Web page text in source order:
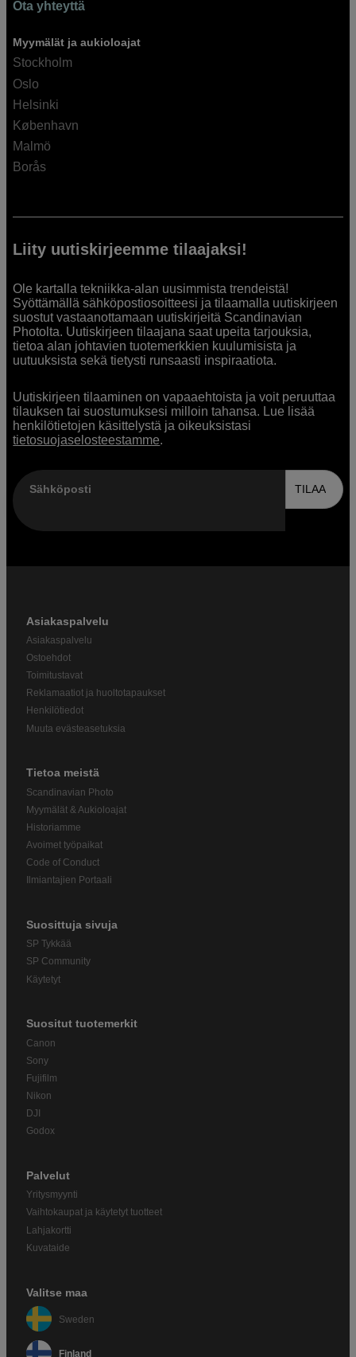
Ota yhteyttä
Myymälät ja aukioloajat
Stockholm
Oslo
Helsinki
København
Malmö
Borås
Liity uutiskirjeemme tilaajaksi!
Ole kartalla tekniikka-alan uusimmista trendeistä!
Syöttämällä sähköpostiosoitteesi ja tilaamalla uutiskirjeen
suostut vastaanottamaan uutiskirjeitä Scandinavian
Photolta. Uutiskirjeen tilaajana saat upeita tarjouksia,
tietoa alan johtavien tuotemerkkien kuulumisista ja
uutuuksista sekä tietysti runsaasti inspiraatiota.
Uutiskirjeen tilaaminen on vapaaehtoista ja voit peruuttaa
tilauksen tai suostumuksesi milloin tahansa. Lue lisää
henkilötietojen käsittelystä ja oikeuksistasi
tietosuojaselosteestamme.
Sähköposti TILAA
Asiakaspalvelu
Asiakaspalvelu
Ostoehdot
Toimitustavat
Reklamaatiot ja huoltotapaukset
Henkilötiedot
Muuta evästeasetuksia
Tietoa meistä
Scandinavian Photo
Myymälät & Aukioloajat
Historiamme
Avoimet työpaikat
Code of Conduct
Ilmiantajien Portaali
Suosittuja sivuja
SP Tykkää
SP Community
Käytetyt
Suositut tuotemerkit
Canon
Sony
Fujifilm
Nikon
DJI
Godox
Palvelut
Yritysmyynti
Vaihtokaupat ja käytetyt tuotteet
Lahjakortti
Kuvataide
Valitse maa
Sweden
Finland